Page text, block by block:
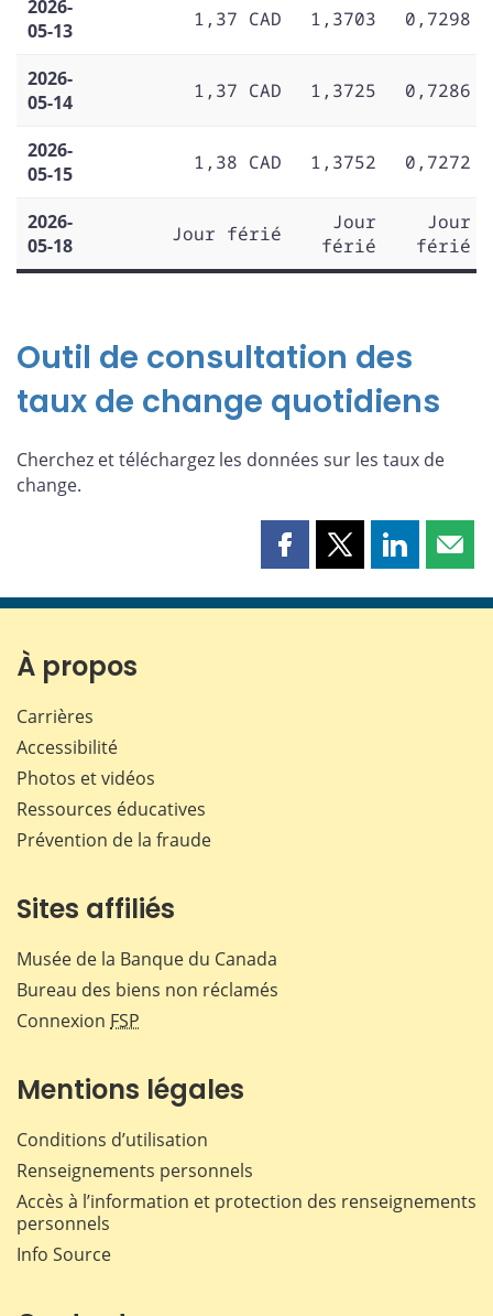
2026-
05-13
1,37 CAD 1,3703 0,7298
2026-
05-14
1,37 CAD 1,3725 0,7286
2026-
05-15
1,38 CAD 1,3752 0,7272
2026-
05-18
Jour férié
Jour
férié
Jour
férié
Outil de consultation des
taux de change quotidiens
Cherchez et téléchargez les données sur les taux de
change.
Partager
page
Partager
page
Partager
page page
À propos
Carrières
Accessibilité
Photos et vidéos
Ressources éducatives
Prévention de la fraude
Sites affiliés
Musée de la Banque du Canada
Bureau des biens non réclamés
Connexion FSP
Mentions légales
Conditions d’utilisation
Renseignements personnels
Accès à l’information et protection des renseignements
personnels
Info Source